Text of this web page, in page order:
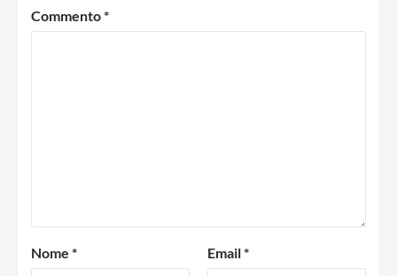
Commento*
Nome * Email*